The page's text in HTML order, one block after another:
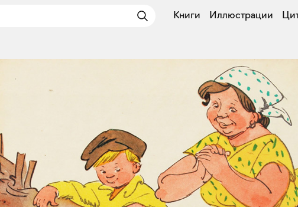
Книги Иллюстрации